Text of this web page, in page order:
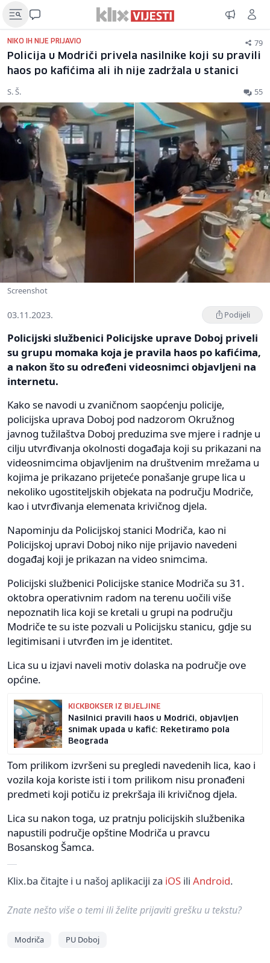
NIKO IH NIJE PRIJAVIO 79
Policija u Modriči privela nasilnike koji su pravili
haos po kafićima ali ih nije zadržala u stanici
S. Š. 55
Screenshot
03.11.2023. Podijeli
Policijski službenici Policijske uprave Doboj priveli
su grupu momaka koja je pravila haos po kafićima,
a nakon što su određeni videosnimci objavljeni na
internetu.
Kako se navodi u zvaničnom saopćenju policije,
policijska uprava Doboj pod nadzorom Okružnog
javnog tužilaštva Doboj preduzima sve mjere i radnje u
cilju utvrđivanja okolnosti događaja koji su prikazani na
videosnimcima objavljenim na društvenim mrežama u
kojima je prikazano prijeteće ponašanje grupe lica u
nekoliko ugostiteljskih objekata na području Modriče,
kao i utvrđivanja elemenata krivičnog djela.
Napominju da Policijskoj stanici Modriča, kao ni
Policijskoj upravi Doboj niko nije prijavio navedeni
događaj koji je prikazan na video snimcima.
Policijski službenici Policijske stanice Modriča su 31.
oktobra operativnim radom na terenu uočili više
nepoznatih lica koji se kretali u grupi na području
Modriče te su iste pozvali u Policijsku stanicu, gdje su
legitimisani i utvrđen im je identitet.
Lica su u izjavi naveli motiv dolaska na područje ove
općine.
KICKBOKSER IZ BIJELJINE
Nasilnici pravili haos u Modriči, objavljen
snimak upada u kafić: Reketiramo pola
Beograda
Tom prilikom izvršeni su pregledi navedenih lica, kao i
vozila koja koriste isti i tom prilikom nisu pronađeni
predmeti koji potiču iz prekršaja ili krivičnog djela.
Lica su nakon toga, uz pratnju policijskih službenika
napustili područje opštine Modriča u pravcu
Bosanskog Šamca.
Klix.ba čitajte i u našoj aplikaciji za iOS ili Android.
Znate nešto više o temi ili želite prijaviti grešku u tekstu?
Modriča PU Doboj